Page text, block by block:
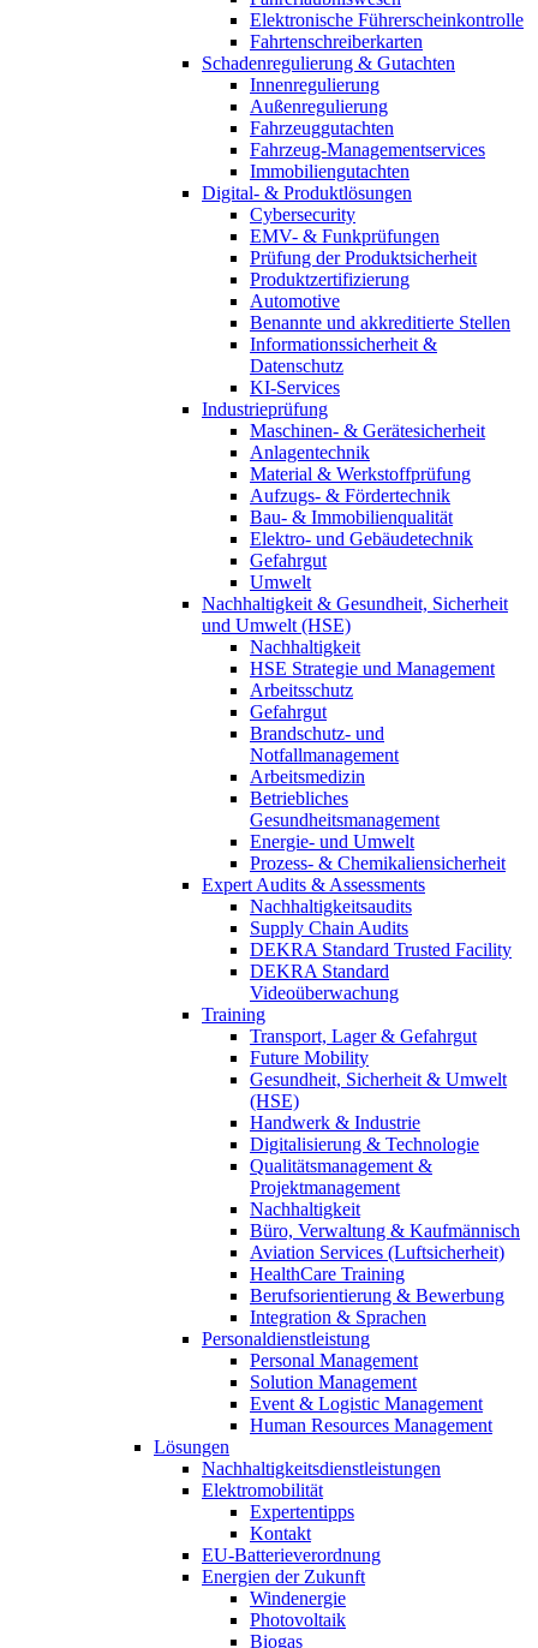
Elektronische Führerscheinkontrolle
Fahrtenschreiberkarten
Schadenregulierung & Gutachten
Innenregulierung
Außenregulierung
Fahrzeuggutachten
Fahrzeug-Managementservices
Immobiliengutachten
Digital- & Produktlösungen
Cybersecurity
EMV- & Funkprüfungen
Prüfung der Produktsicherheit
Produktzertifizierung
Automotive
Benannte und akkreditierte Stellen
Informationssicherheit &
Datenschutz
KI-Services
Industrieprüfung
Maschinen- & Gerätesicherheit
Anlagentechnik
Material & Werkstoffprüfung
Aufzugs- & Fördertechnik
Bau- & Immobilienqualität
Elektro- und Gebäudetechnik
Gefahrgut
Umwelt
Nachhaltigkeit & Gesundheit, Sicherheit
und Umwelt (HSE)
Nachhaltigkeit
HSE Strategie und Management
Arbeitsschutz
Gefahrgut
Brandschutz- und
Notfallmanagement
Arbeitsmedizin
Betriebliches
Gesundheitsmanagement
Energie- und Umwelt
Prozess- & Chemikaliensicherheit
Expert Audits & Assessments
Nachhaltigkeitsaudits
Supply Chain Audits
DEKRA Standard Trusted Facility
DEKRA Standard
Videoüberwachung
Training
Transport, Lager & Gefahrgut
Future Mobility
Gesundheit, Sicherheit & Umwelt
(HSE)
Handwerk & Industrie
Digitalisierung & Technologie
Qualitätsmanagement &
Projektmanagement
Nachhaltigkeit
Büro, Verwaltung & Kaufmännisch
Aviation Services (Luftsicherheit)
HealthCare Training
Berufsorientierung & Bewerbung
Integration & Sprachen
Personaldienstleistung
Personal Management
Solution Management
Event & Logistic Management
Human Resources Management
Lösungen
Nachhaltigkeitsdienstleistungen
Elektromobilität
Expertentipps
Kontakt
EU-Batterieverordnung
Energien der Zukunft
Windenergie
Photovoltaik
Biogas